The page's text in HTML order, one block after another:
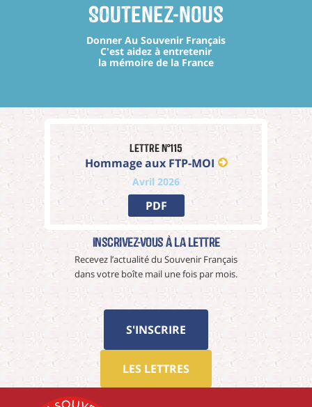
Soutenez-nous
Donner Au Souvenir Français
C'est aidez à entretenir
la mémoire de la France
Lettre n°115
Hommage aux FTP-MOI
Avril 2026
PDF
Inscrivez-vous à La Lettre
Recevez l’actualité du Souvenir Français
dans votre boîte mail une fois par mois.
S'INSCRIRE
LES LETTRES